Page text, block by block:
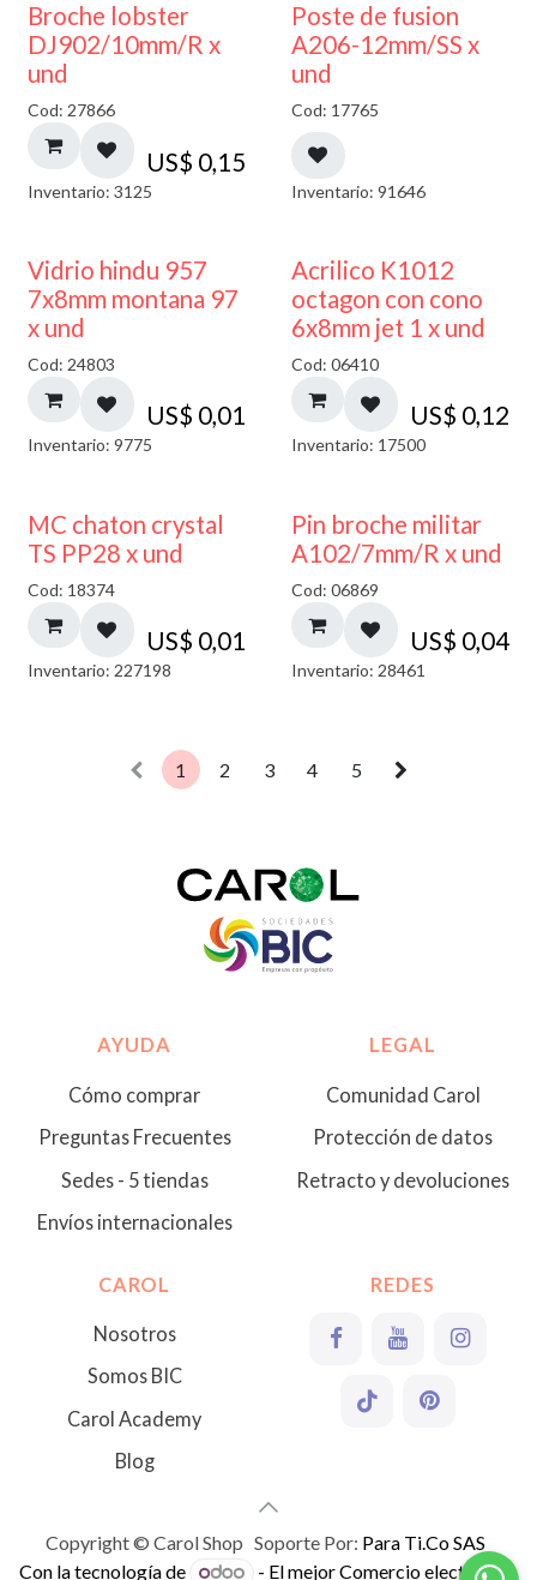
Broche lobster
DJ902/10mm/R x
und
Cod: 27866
US$ 0,15
Inventario: 3125
Poste de fusion
A206-12mm/SS x
und
Cod: 17765
Inventario: 91646
40% DESCUENTO
Vidrio hindu 957
7x8mm montana 97
x und
Cod: 24803
US$ 0,01
Inventario: 9775
Acrilico K1012
octagon con cono
6x8mm jet 1 x und
Cod: 06410
US$ 0,12
Inventario: 17500
MC chaton crystal
TS PP28 x und
Cod: 18374
US$ 0,01
Inventario: 227198
Pin broche militar
A102/7mm/R x und
Cod: 06869
US$ 0,04
Inventario: 28461
1 2 3 4 5
AYUDA
Cómo comprar
Preguntas Frecuentes
Sedes - 5 tiendas
Envíos internacionales
LEGAL
Comunidad Carol
Protección de datos
Retracto y devoluciones
CAROL
Nosotros
Somos BIC
Carol Academy
Blog
REDES
Copyright © Carol Shop Soporte Por: Para Ti.Co SAS
Con la tecnología de
- El mejorComercio electrónico